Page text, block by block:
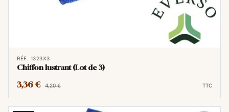
RÉF. 1323X3
Chiffon lustrant (Lot de 3)
3,36 € 4,20 € TTC